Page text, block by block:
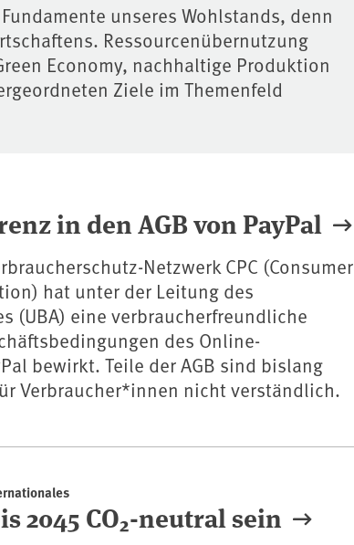
unseres Wohlstands, denn
Ressourcenübernutzung
Economy, nachhaltige Produktion
Ziele im Themenfeld
in den AGB von PayPal
Netzwerk CPC (Consumer
hat unter der Leitung des
(UBA) eine verbraucherfreundliche
des Online-
bewirkt. Teile der AGB sind bislang
Verbraucher*innen nicht verständlich.
2045 CO₂-neutral sein